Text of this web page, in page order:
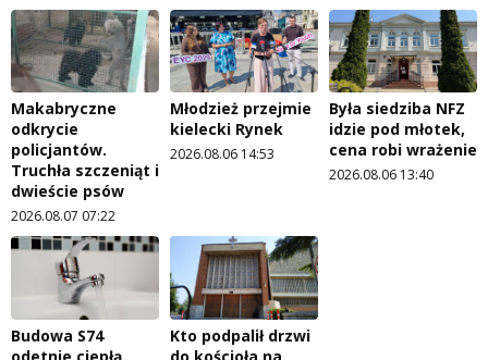
Makabryczne
odkrycie
policjantów.
Truchła szczeniąt i
dwieście psów
2026.08.07 07:22
Młodzież przejmie
kielecki Rynek
2026.08.06 14:53
Była siedziba NFZ
idzie pod młotek,
cena robi wrażenie
2026.08.06 13:40
Budowa S74
Kto podpalił drzwi